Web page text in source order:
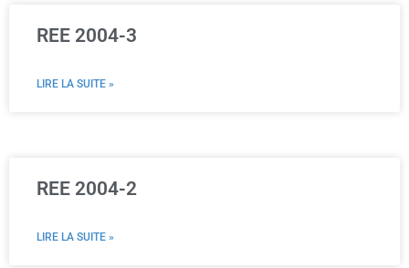
REE 2004-3
LIRE LA SUITE »
REE 2004-2
LIRE LA SUITE »